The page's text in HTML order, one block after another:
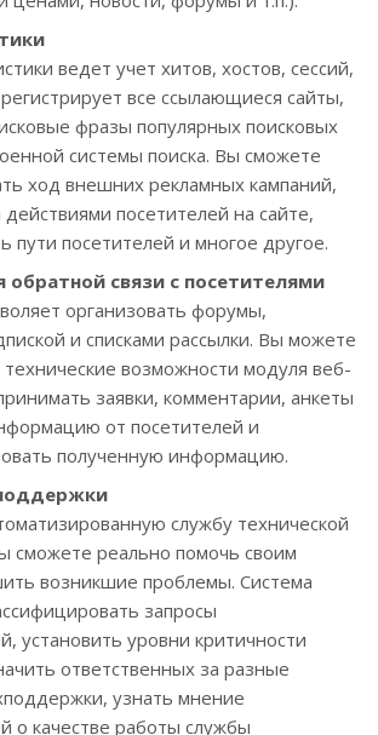
ведет учет хитов, хостов, сессий,
все ссылающиеся сайты,
фразы популярных поисковых
системы поиска. Вы сможете
ход внешних рекламных кампаний,
посетителей на сайте,
пути посетителей и многое другое.
обратной связи с посетителями
организовать форумы,
и списками рассылки. Вы можете
технические возможности модуля веб-
заявки, комментарии, анкеты
от посетителей и
полученную информацию.
службу технической
сможете реально помочь своим
возникшие проблемы. Система
запросы
установить уровни критичности
ответственных за разные
узнать мнение
о качестве работы службы